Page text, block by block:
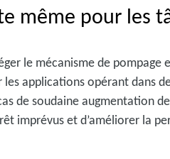
même pour les
le mécanisme de pompage
applications opérant dans
de soudaine augmentation
imprévus et d’améliorer la